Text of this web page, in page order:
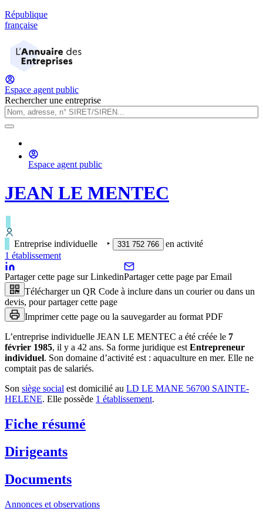
République
française
Espace agent public
Rechercher une entreprise
Espace agent public
JEAN LE MENTEC
Entreprise individuelle ‣ 331 752 766
en activité
1 établissement
Partager cette page sur LinkedinPartager cette page par Email
Télécharger un QR Code à inclure dans un courier ou dans un
devis, pour partager cette page
Imprimer cette page ou la sauvegarder au format PDF
L’entreprise individuelle JEAN LE MENTEC a été créée le 7
février 1985, il y a 42 ans. Sa forme juridique est Entrepreneur
individuel. Son domaine d’activité est : aquaculture en mer. Elle ne
comptait pas de salariés.
Son siège social est domicilié au LD LE MANE 56700 SAINTE-
HELENE. Elle possède 1 établissement.
Fiche résumé
Dirigeants
Documents
Annonces et observations